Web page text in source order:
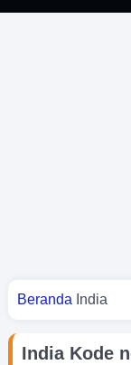
Kamu di
Beranda India
India Kode